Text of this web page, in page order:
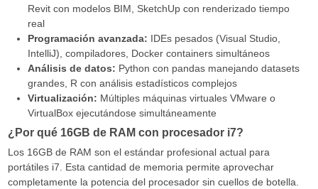
Revit con modelos BIM, SketchUp con renderizado tiempo
real
Programación avanzada: IDEs pesados (Visual Studio,
IntelliJ), compiladores, Docker containers simultáneos
Análisis de datos: Python con pandas manejando datasets
grandes, R con análisis estadísticos complejos
Virtualización: Múltiples máquinas virtuales VMware o
VirtualBox ejecutándose simultáneamente
¿Por qué 16GB de RAM con procesador i7?
Los 16GB de RAM son el estándar profesional actual para
portátiles i7. Esta cantidad de memoria permite aprovechar
completamente la potencia del procesador sin cuellos de botella.